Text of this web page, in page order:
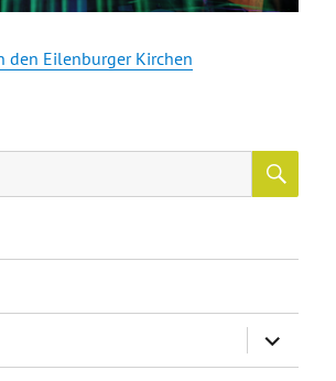
den Eilenburger Kirchen
anzeigen